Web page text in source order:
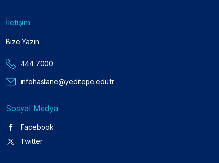
İletişim
Bize Yazın
444 7000
infohastane@yeditepe.edu.tr
Sosyal Medya
Facebook
Twitter